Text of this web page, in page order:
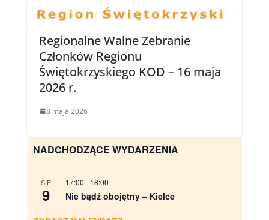
Regionalne Walne Zebranie
Członków Regionu
Świętokrzyskiego KOD – 16 maja
2026 r.
8 maja 2026
NADCHODZĄCE WYDARZENIA
SIE
9
17:00 - 18:00
Nie bądź obojętny – Kielce